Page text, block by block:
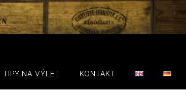
TIPY NA VÝLET KONTAKT